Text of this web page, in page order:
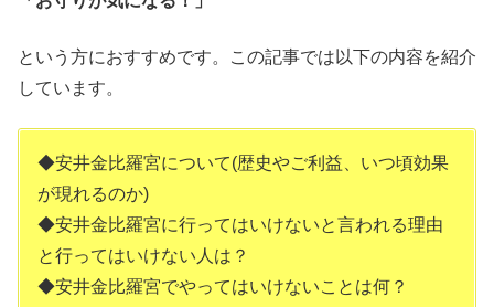
という方におすすめです。この記事では以下の内容を紹介
しています。
◆安井金比羅宮について(歴史やご利益、いつ頃効果
が現れるのか)
◆安井金比羅宮に行ってはいけないと言われる理由
と行ってはいけない人は？
◆安井金比羅宮でやってはいけないことは何？